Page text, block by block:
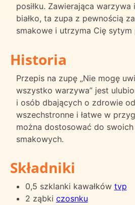
posiłku. Zawierająca
białko, ta zupa z pewnością
smakowe i utrzyma Cię sytym
Historia
Przepis na zupę „Nie mogę
wszystko warzywa” jest
i osób dbających o zdrowie
wszechstronne i łatwe w
można dostosować do
smakowych.
Składniki
0,5 szklanki kawałków tvp
2 ząbki czosnku